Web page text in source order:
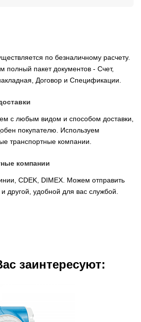
по безналичному расчету.
пакет документов - Счет,
Договор и Спецификации.
с любым видом и способом доставки,
покупателю. Используем
транспортные компании.
компании
CDEK, DIMEX. Можем отправить
другой, удобной для вас службой.
заинтересуют: